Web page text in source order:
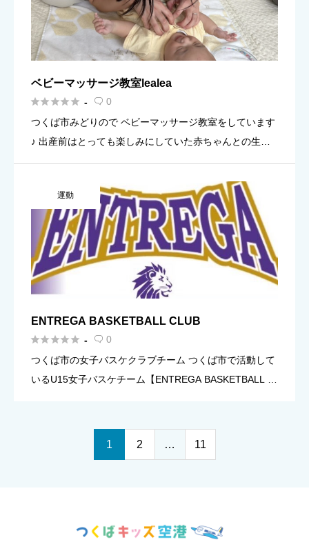
ベビーマッサージ教室lealea
 -  0
つくば市みどりので ベビーマッサージ教室をしています
♪ 出産前はとっても楽しみにしていた赤ちゃんとの生活
ます事も出来ず、不安でケータイで検索する日々。 でも
本当は我が子 […]
運動
ENTREGA BASKETBALL CLUB
 -  0
つくば市の女子バスケクラブチーム つくば市で活動して
いるU15女子バスケチーム【ENTREGA BASKETBALL C
1 2 … 11